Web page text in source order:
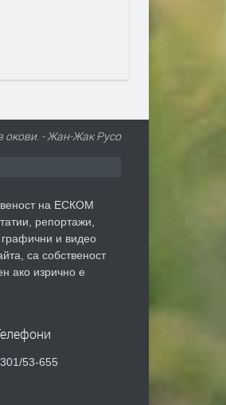
окови. - Жан-Жак Русо
на ЕСКОМ
репортажи,
графични и видео
са собственост
ако изрично е
53-655